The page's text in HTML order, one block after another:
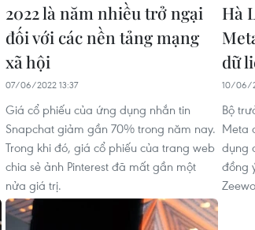
2022 là năm nhiều trở ngại
đối với các nền tảng mạng
xã hội
07/06/2022 13:37
Giá cổ phiếu của ứng dụng nhắn tin
Snapchat giảm gần 70% trong năm nay.
Trong khi đó, giá cổ phiếu của trang web
chia sẻ ảnh Pinterest đã mất gần một
nửa giá trị.
Hà
dữ
10/06/
Bộ
Meta
dụng
đồng